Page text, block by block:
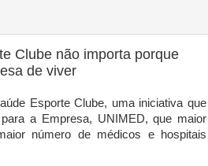
Clube não importa porque
de viver
Esporte Clube, uma iniciativa que
a Empresa, UNIMED, que maior
número de médicos e hospitais